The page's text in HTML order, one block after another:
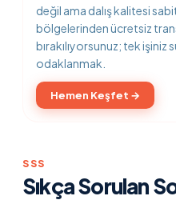
değil ama dalış kalitesi
bölgelerinden ücretsiz
bırakılıyorsunuz; tek işiniz
odaklanmak.
Hemen Keşfet →
SSS
Sıkça Sorulan